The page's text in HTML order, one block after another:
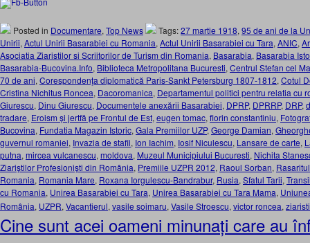
Posted in Documentare, Top News Tags:27 martie 1918, 95 de ani de la
Unirii, Actul Unirii Basarabiei cu Romania, Actul Unirii Basarabiei cu Tara, ANIC,
Asociatia Ziaristilor si Scriitorilor de Turism din Romania, Basarabia, Basarabia
Basarabia-Bucovina.Info, Biblioteca Metropolitana Bucuresti, Centrul Stefan cel
70 de ani, Corespondenţa diplomatică Paris-Sankt Petersburg 1807-1812, Cotul
Cristina Nichitus Roncea, Dacoromanica, Departamentul politici pentru relatia cu
Giurescu, Dinu Giurescu, Documentele anexării Basarabiei, DPRP, DPRRP, DRP,
tradare, Eroism și jertfă pe Frontul de Est, eugen tomac, florin constantiniu,
Bucovina, Fundatia Magazin Istoric, Gala Premiilor UZP, George Damian,
guvernul romaniei, Invazia de stafii, Ion Iachim, Iosif Niculescu, Lansare de carte,
putna, mircea vulcanescu, moldova, Muzeul Municipiului Bucuresti, Nichita
Ziariştilor Profesionişti din România, Premiile UZPR 2012, Raoul Sorban,
Romania, Romania Mare, Roxana Iorgulescu-Bandrabur, Rusia, Sfatul Tarii,
cu Romania, Unirea Basarabiei cu Tara, Unirea Basarabiei cu Tara Mama,
România, UZPR, Vacantierul, vasile soimaru, Vasile Stroescu, victor roncea,
Cine sunt acei oameni minunați care au